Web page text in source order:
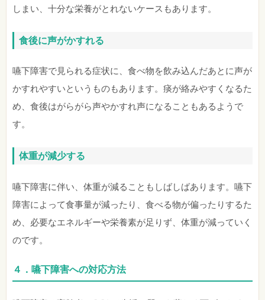
しまい、十分な栄養がとれないケースもあります。
食後に声がかすれる
嚥下障害で見られる症状に、食べ物を飲み込んだあとに声が
かすれやすいというものもあります。痰が絡みやすくなるた
め、食後はがらがら声やかすれ声になることもあるようで
す。
体重が減少する
嚥下障害に伴い、体重が減ることもしばしばあります。嚥下
障害によって食事量が減ったり、食べる物が偏ったりするた
め、必要なエネルギーや栄養素が足りず、体重が減っていく
のです。
４．嚥下障害への対応方法